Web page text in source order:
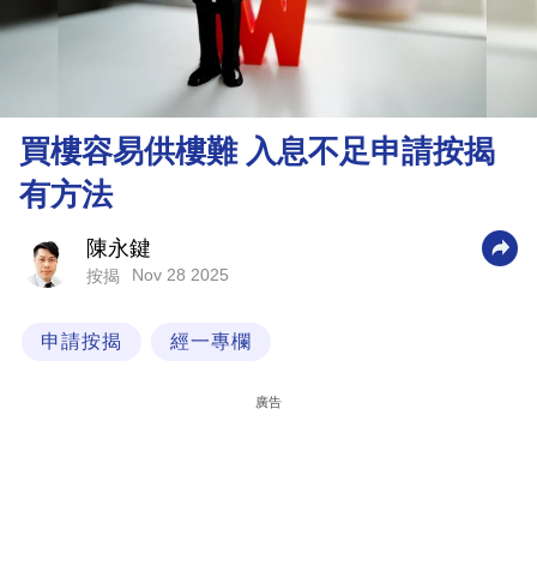
理
財
科
買樓容易供樓難 入息不足申請按揭
有方法
陳永鍵
按揭 Nov 28 2025
申請按揭 經一專欄
廣告